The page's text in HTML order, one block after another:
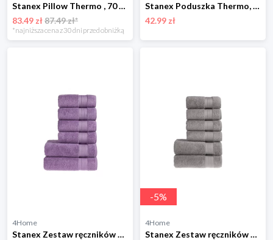
Stanex Pillow Thermo , 70 x 90 cm, 70 x 90 cm
83.49 zł87.49 zł*
*najniższa cena z 30 dni przed obniżką
Stanex Poduszka Thermo, 40 x 40 cm
42.99 zł
4Home
Stanex Zestaw ręczników MEXICO fioletowy, 4 szt. 50 x 100 cm, 2 szt. 70 x 140 cm
-5%
4Home
Stanex Zestaw ręczników MEXICO szary, 4 szt. 50 x 100 cm, 2 szt. 70 x 140 cm